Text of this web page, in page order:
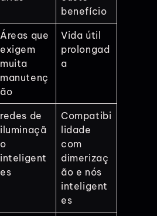
benefício
Áreas que
exigem
muita
manutenç
ão
Vida útil
prolongad
a
redes de
iluminaçã
o
inteligent
es
Compatibi
lidade
com
dimerizaç
ão e nós
inteligent
es